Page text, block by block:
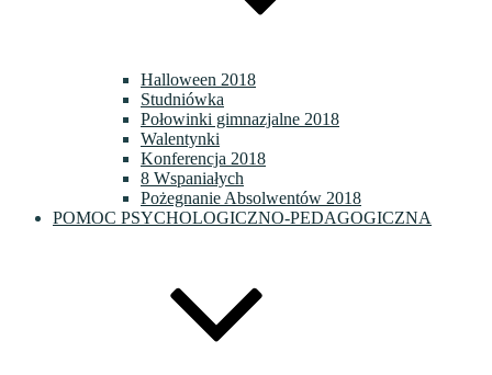
Halloween 2018
Studniówka
Połowinki gimnazjalne 2018
Walentynki
Konferencja 2018
8 Wspaniałych
Pożegnanie Absolwentów 2018
POMOC PSYCHOLOGICZNO-PEDAGOGICZNA